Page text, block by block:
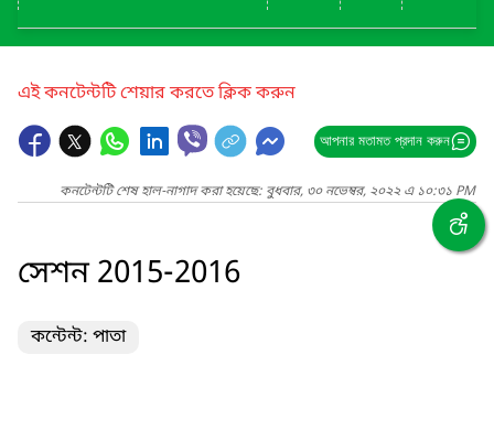
এই কনটেন্টটি শেয়ার করতে ক্লিক করুন
আপনার মতামত প্রদান করুন
কনটেন্টটি শেষ হাল-নাগাদ করা হয়েছে: বুধবার, ৩০ নভেম্বর, ২০২২ এ ১০:৩১ PM
সেশন 2015-2016
কন্টেন্ট: পাতা